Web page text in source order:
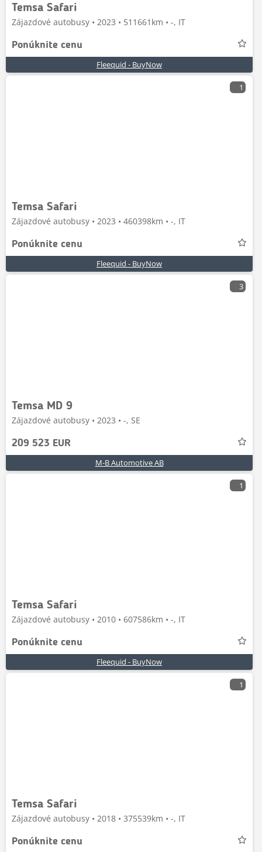
Temsa Safari
Zájazdové autobusy • 2023 • 511661km • -, IT
Ponúknite cenu
Fleequid - BuyNow
1
Temsa Safari
Zájazdové autobusy • 2023 • 460398km • -, IT
Ponúknite cenu
Fleequid - BuyNow
3
Temsa MD 9
Zájazdové autobusy • 2023 • -, SE
209 523 EUR
M-B Automotive AB
1
Temsa Safari
Zájazdové autobusy • 2010 • 607586km • -, IT
Ponúknite cenu
Fleequid - BuyNow
1
Temsa Safari
Zájazdové autobusy • 2018 • 375539km • -, IT
Ponúknite cenu